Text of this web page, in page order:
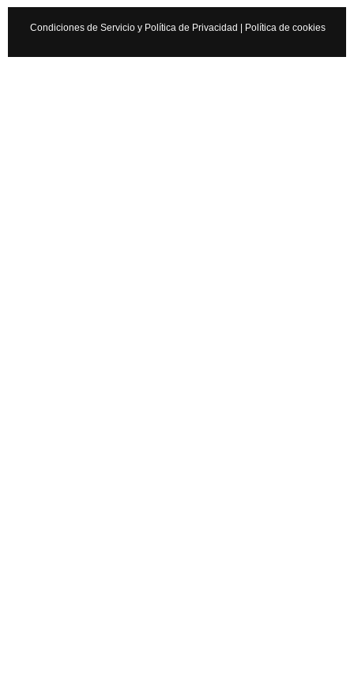
Condiciones de Servicio y Política de Privacidad Política de cookies